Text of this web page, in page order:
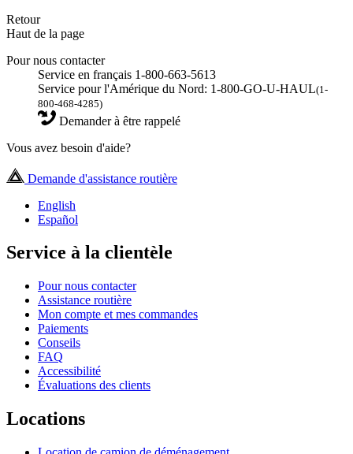
Retour
Haut de la page
Pour nous contacter
Service en français 1-800-663-5613
Service pour l'Amérique du Nord: 1-800-GO-U-HAUL(1-
800-468-4285)
Demander à être rappelé
Vous avez besoin d'aide?
Demande d'assistance routière
English
Español
Service à la clientèle
Pour nous contacter
Assistance routière
Mon compte et mes commandes
Paiements
Conseils
FAQ
Accessibilité
Évaluations des clients
Locations